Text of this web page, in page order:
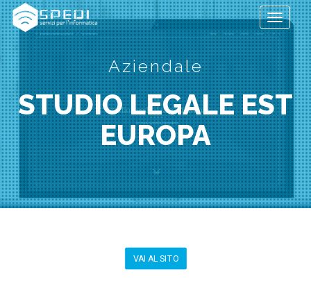
Toggle
Aziendale
STUDIO LEGALE EST
EUROPA
VAI AL SITO